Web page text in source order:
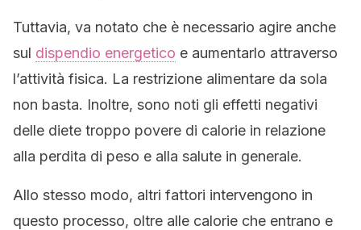
Tuttavia, va notato che è necessario agire anche
sul dispendio energetico e aumentarlo attraverso
l’attività fisica. La restrizione alimentare da sola
non basta. Inoltre, sono noti gli effetti negativi
delle diete troppo povere di calorie in relazione
alla perdita di peso e alla salute in generale.
Allo stesso modo, altri fattori intervengono in
questo processo, oltre alle calorie che entrano e